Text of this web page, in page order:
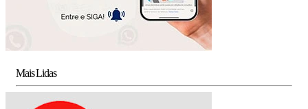
Mais Lidas